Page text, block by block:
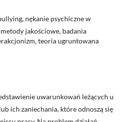
nękanie psychiczne w
jakościowe, badania
teoria ugruntowana
uwarunkowań leżących u
ich zaniechania, które odnoszą się